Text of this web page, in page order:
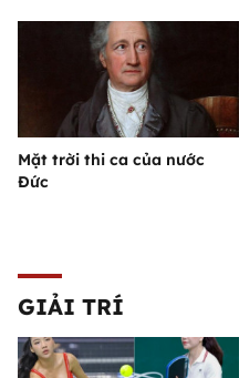
Mặt trời thi ca của nước
Đức
GIẢI TRÍ